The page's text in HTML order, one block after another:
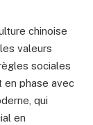
chinoise
valeurs
sociales
en phase avec
qui
en